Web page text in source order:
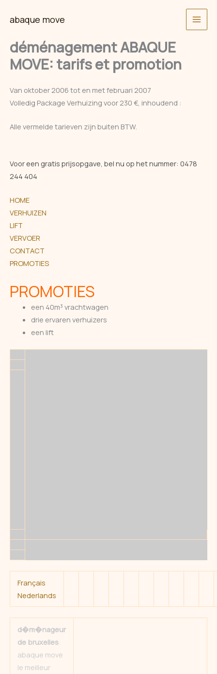
abaque move
déménagement ABAQUE
MOVE: tarifs et promotion
Van oktober 2006 tot en met februari 2007
Volledig Package Verhuizing voor 230 €, inhoudend :
Alle vermelde tarieven zijn buiten BTW.
Voor een gratis prijsopgave, bel nu op het nummer: 0478
244 404
HOME
VERHUIZEN
LIFT
VERVOER
CONTACT
PROMOTIES
PROMOTIES
een 40m³ vrachtwagen
drie ervaren verhuizers
een lift
Français
Nederlands
d�m�nageur
de bruxelles:
abaque move
le meilleur